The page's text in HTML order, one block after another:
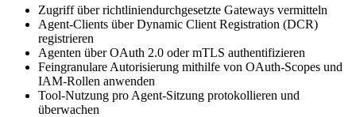
Zugriff über richtliniendurchgesetzte Gateways vermitteln
Agent-Clients über Dynamic Client Registration (DCR)
registrieren
Agenten über OAuth 2.0 oder mTLS authentifizieren
Feingranulare Autorisierung mithilfe von OAuth-Scopes und
IAM-Rollen anwenden
Tool-Nutzung pro Agent-Sitzung protokollieren und
überwachen